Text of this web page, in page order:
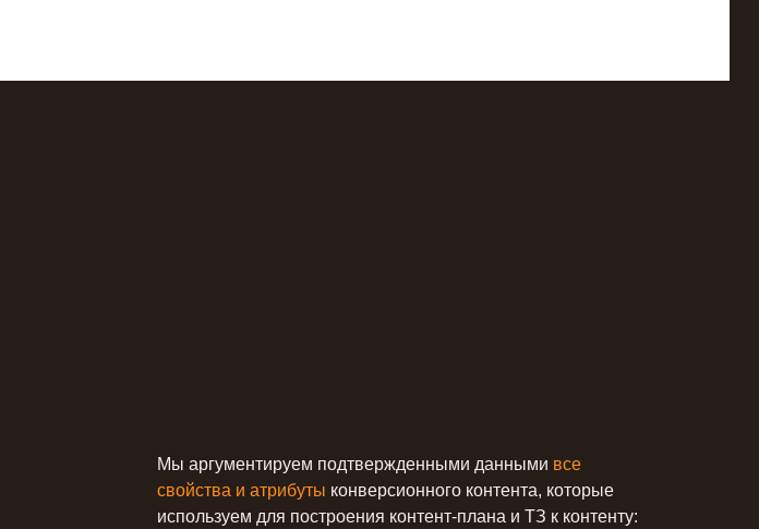
Мы аргументируем подтвержденными данными все
свойства и атрибуты конверсионного контента, которые
используем для построения контент-плана и ТЗ к контенту: